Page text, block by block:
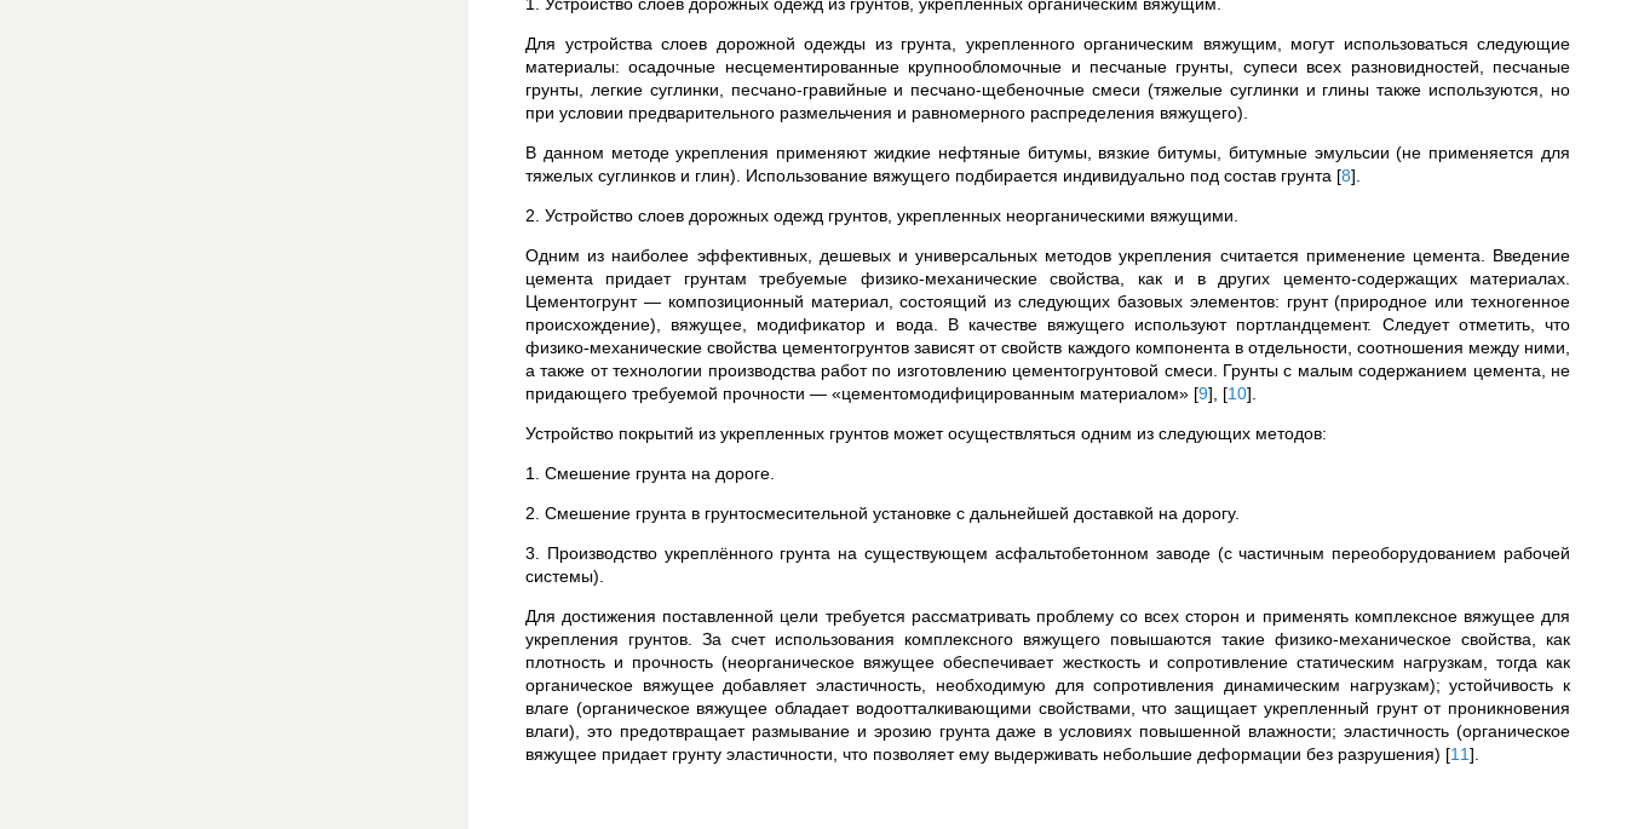
Для устройства слоев дорожной одежды из грунта, укрепленного органическим вяжущим, могут использоваться следующие
материалы: осадочные несцементированные крупнообломочные и песчаные грунты, супеси всех разновидностей, песчаные
грунты, легкие суглинки, песчано-гравийные и песчано-щебеночные смеси (тяжелые суглинки и глины также используются, но
при условии предварительного размельчения и равномерного распределения вяжущего).
В данном методе укрепления применяют жидкие нефтяные битумы, вязкие битумы, битумные эмульсии (не применяется для
тяжелых суглинков и глин). Использование вяжущего подбирается индивидуально под состав грунта [8]
2. Устройство слоев дорожных одежд грунтов, укрепленных неорганическими вяжущими.
Одним из наиболее эффективных, дешевых и универсальных методов укрепления считается применение цемента. Введение
цемента придает грунтам требуемые физико-механические свойства, как и в других цементо-содержащих материалах.
Цементогрунт — композиционный материал, состоящий из следующих базовых элементов: грунт (природное или техногенное
происхождение), вяжущее, модификатор и вода. В качестве вяжущего используют портландцемент. Следует отметить, что
физико-механические свойства цементогрунтов зависят от свойств каждого компонента в отдельности, соотношения между ними,
а также от технологии производства работ по изготовлению цементогрунтовой смеси. Грунты с малым содержанием цемента, не
придающего требуемой прочности — «цементомодифицированным материалом» [9] [10]
Устройство покрытий из укрепленных грунтов может осуществляться одним из следующих методов:
1. Смешение грунта на дороге.
2. Смешение грунта в грунтосмесительной установке с дальнейшей доставкой на дорогу.
3. Производство укреплённого грунта на существующем асфальтобетонном заводе (с частичным переоборудованием рабочей
системы).
Для достижения поставленной цели требуется рассматривать проблему со всех сторон и применять комплексное вяжущее для
укрепления грунтов. За счет использования комплексного вяжущего повышаются такие физико-механическое свойства, как
плотность и прочность (неорганическое вяжущее обеспечивает жесткость и сопротивление статическим нагрузкам, тогда как
органическое вяжущее добавляет эластичность, необходимую для сопротивления динамическим нагрузкам); устойчивость к
влаге (органическое вяжущее обладает водоотталкивающими свойствами, что защищает укрепленный грунт от проникновения
влаги), это предотвращает размывание и эрозию грунта даже в условиях повышенной влажности; эластичность (органическое
вяжущее придает грунту эластичности, что позволяет ему выдерживать небольшие деформации без разрушения) [11]